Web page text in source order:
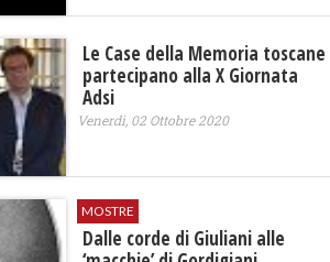
Le Case della Memoria toscane
partecipano alla X Giornata
Adsi
Venerdì, 02 Ottobre 2020
MOSTRE
Dalle corde di Giuliani alle